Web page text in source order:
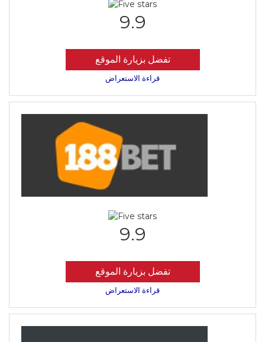
9.9
تفضل بزيارة الموقع
قراءة الاستعراض
9.9
تفضل بزيارة الموقع
قراءة الاستعراض